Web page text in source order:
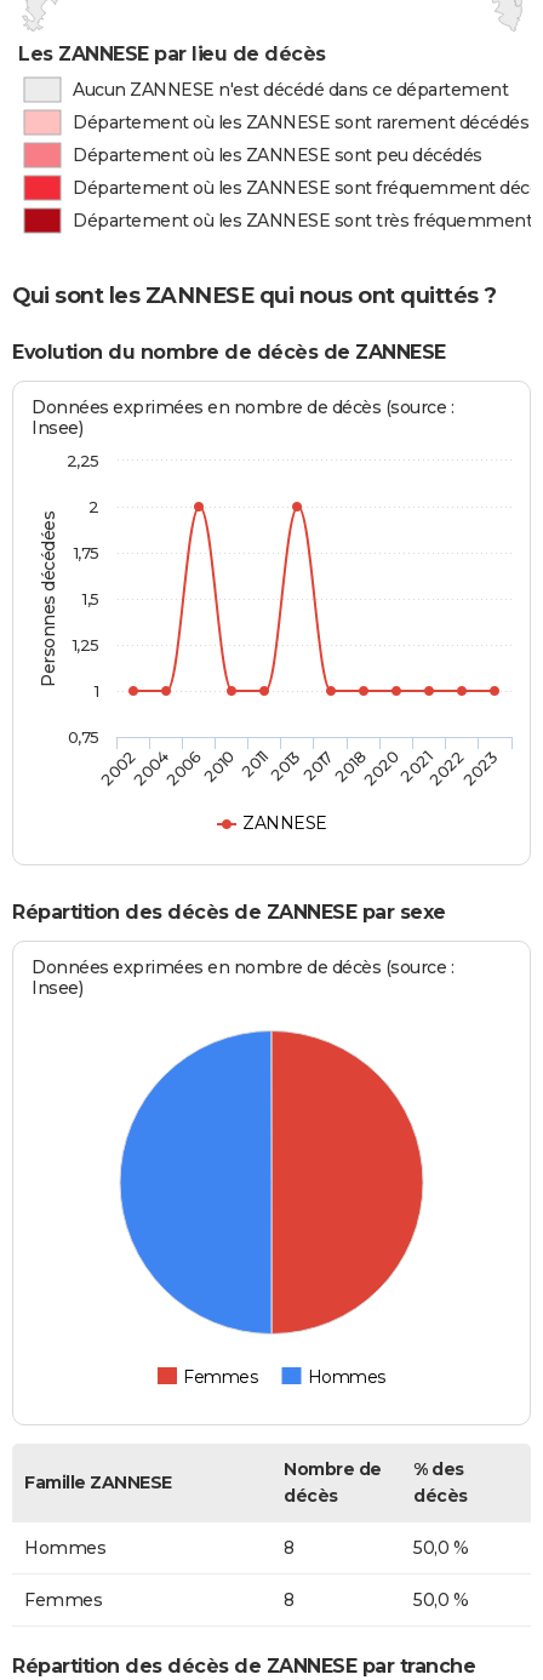
Les ZANNESE par lieu de décès
Aucun ZANNESE n'est décédé dans ce département
Département où les ZANNESE sont rarement décédés
Département où les ZANNESE sont peu décédés
Département où les ZANNESE sont fréquemment
Département où les ZANNESE sont très fréquemment
Qui sont les ZANNESE qui nous ont quittés ?
Evolution du nombre de décès de ZANNESE
Personnes décédées
Données exprimées en nombre de décès (source :
Insee)
ZANNESE
2002200420062010 20112013201720182020202120222023
0,75
1
1,25
1,5
1,75
2
2,25
Répartition des décès de ZANNESE par sexe
Données exprimées en nombre de décès (source :
Insee)
Femmes Hommes
Famille ZANNESE
Nombre de
décès
% des
décès
Hommes 8 50,0 %
Femmes 8 50,0 %
Répartition des décès de ZANNESE par tranche